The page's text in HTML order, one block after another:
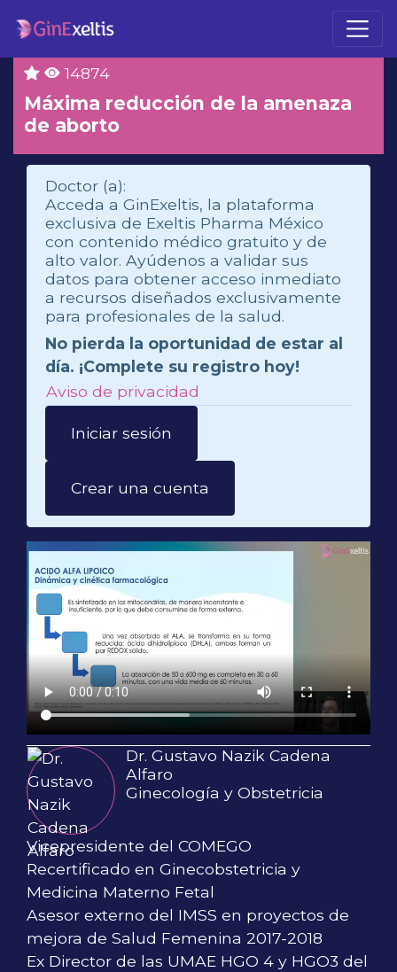
14874
Máxima reducción de la amenaza
de aborto
Doctor (a):
Acceda a GinExeltis, la plataforma
exclusiva de Exeltis Pharma México
con contenido médico gratuito y de
alto valor. Ayúdenos a validar sus
datos para obtener acceso inmediato
a recursos diseñados exclusivamente
para profesionales de la salud.
No pierda la oportunidad de estar al
día. ¡Complete su registro hoy!
Aviso de privacidad
Iniciar sesión
Crear una cuenta
Dr. Gustavo Nazik Cadena
Alfaro
Ginecología y Obstetricia
Vicepresidente del COMEGO
Recertificado en Ginecobstetricia y
Medicina Materno Fetal
Asesor externo del IMSS en proyectos de
mejora de Salud Femenina 2017-2018
Ex Director de las UMAE HGO 4 y HGO3 del